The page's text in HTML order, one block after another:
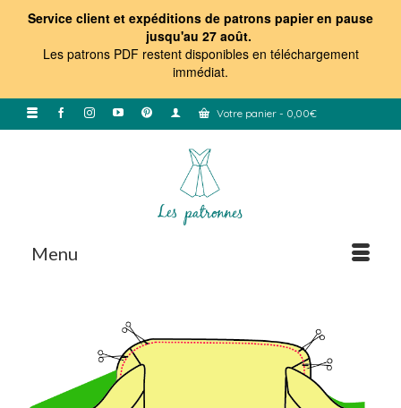
Service client et expéditions de patrons papier en pause
jusqu'au 27 août.
Les patrons PDF restent disponibles en téléchargement
immédiat.
Votre panier - 0,00€
Menu